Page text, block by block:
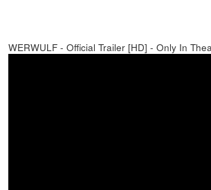
WERWULF - Official Trailer [HD] - Only In